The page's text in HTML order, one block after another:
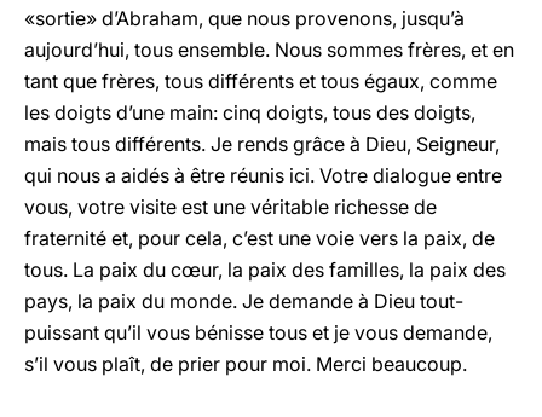
«sortie» d’Abraham, que nous provenons, jusqu’à
aujourd’hui, tous ensemble. Nous sommes frères, et en
tant que frères, tous différents et tous égaux, comme
les doigts d’une main: cinq doigts, tous des doigts,
mais tous différents. Je rends grâce à Dieu, Seigneur,
qui nous a aidés à être réunis ici. Votre dialogue entre
vous, votre visite est une véritable richesse de
fraternité et, pour cela, c’est une voie vers la paix, de
tous. La paix du cœur, la paix des familles, la paix des
pays, la paix du monde. Je demande à Dieu tout-
puissant qu’il vous bénisse tous et je vous demande,
s’il vous plaît, de prier pour moi. Merci beaucoup.